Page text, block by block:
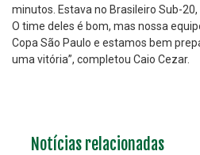
minutos. Estava no Brasileiro Sub-
O time deles é bom, mas nossa
Copa São Paulo e estamos bem
uma vitória”, completou Caio Cezar.
Notícias relacionadas